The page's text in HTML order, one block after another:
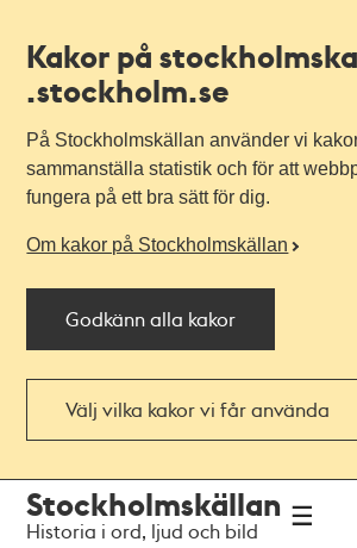
Kakor på
.stockholm.se
På Stockholmskällan använder vi
sammanställa statistik och för att
fungera på ett bra sätt för dig.
Om kakor på Stockholmskällan
Godkänn alla kakor
Välj vilka kakor vi får använda
navigationen
huvudinnehållet
Stockholmskällan
Historia i ord, ljud och bild